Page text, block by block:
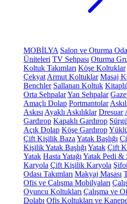
MOBİLYA Salon ve Oturma
Üniteleri TV Sehpası Oturma
Koltuk Takımları Köşe Koltuklar
Çekyat Armut Koltuklar Masaj
Benchler Sallanan Koltuk
Orta SehpalarYan Sehpalar
Amaçlı Dolap Portmantolar
Askısı Ayaklı Askılıklar Dresuar
Gardırop Kapaklı Gardırop
Açık Dolap Köşe Gardırop
Çift Kişilik Baza Yatak Başlığı
Kişilik Yatak Başlığı Yatak Çift
Yatak Hasta Yatağı Yatak Pedi &
Karyola Çift Kişilik Karyola
Odası Takımları Makyaj Masası
Ofis ve Çalışma Mobilyaları
Oyuncu Koltukları Çalışma ve
Dolabı Ofis Koltukları ve